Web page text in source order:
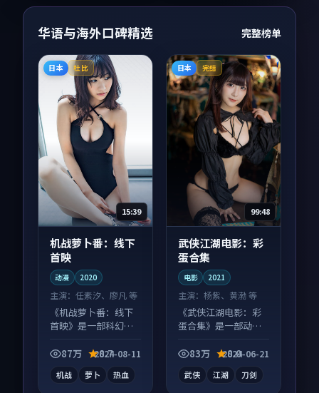
华语与海外口碑精选 完整榜单
日本 杜比
15:39
机战萝卜番：线下
首映
动漫 2020
主演： 任素汐、廖凡 等
《机战萝卜番：线下
首映》是一部科幻向
度高，适合配弹幕观
87万 8.7
2024-08-11
机战 萝卜 热血
日本 完结
99:48
武侠江湖电影：彩
蛋合集
电影 2021
主演：杨紫、黄渤 等
《武侠江湖电影：彩
蛋合集》是一部动作
凑信息量大，适合沉
83万 8.0
2024-06-21
武侠 江湖 刀剑